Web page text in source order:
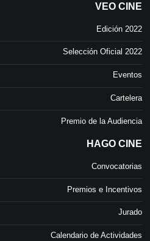
VEO CINE
Edición 2022
Selección Oficial 2022
Eventos
Cartelera
Premio de la Audiencia
HAGO CINE
Convocatorias
Premios e Incentivos
Jurado
Calendario de Actividades